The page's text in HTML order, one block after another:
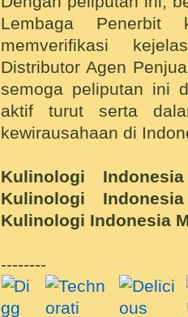
Lembaga Penerbit
memverifikasi
Distributor Agen
semoga peliputan ini
aktif turut serta
kewirausahaan di
Kulinologi
Kulinologi
Kulinologi Indonesia
--------